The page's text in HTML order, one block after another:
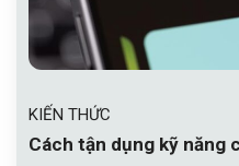
KIẾN THỨC
Cách tận dụng kỹ năng